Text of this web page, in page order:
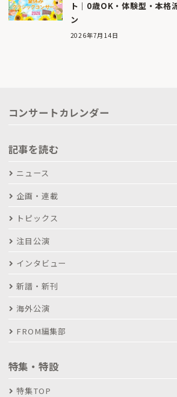
ト｜0歳OK・体験型・本格
ン
2026年7月14日
コンサートカレンダー
記事を読む
ニュース
企画・連載
トピックス
注目公演
インタビュー
新譜・新刊
海外公演
FROM編集部
特集・特設
特集TOP